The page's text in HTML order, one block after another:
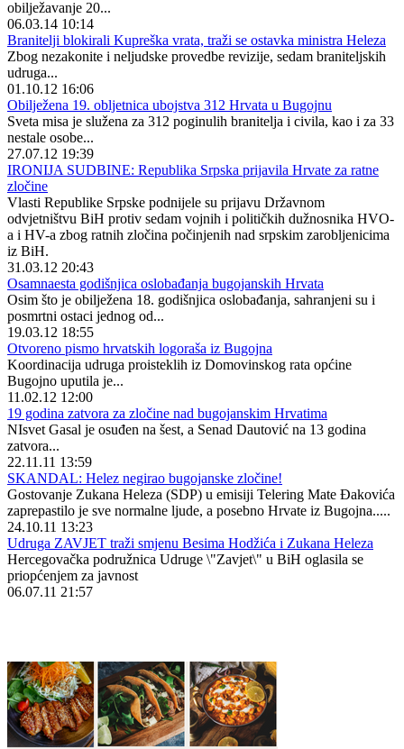
obilježavanje 20...
06.03.14 10:14
Branitelji blokirali Kupreška vrata, traži se ostavka ministra Heleza
Zbog nezakonite i neljudske provedbe revizije, sedam braniteljskih
udruga...
01.10.12 16:06
Obilježena 19. obljetnica ubojstva 312 Hrvata u Bugojnu
Sveta misa je služena za 312 poginulih branitelja i civila, kao i za 33
nestale osobe...
27.07.12 19:39
IRONIJA SUDBINE: Republika Srpska prijavila Hrvate za ratne
zločine
Vlasti Republike Srpske podnijele su prijavu Državnom
odvjetništvu BiH protiv sedam vojnih i političkih dužnosnika HVO-
a i HV-a zbog ratnih zločina počinjenih nad srpskim zarobljenicima
iz BiH.
31.03.12 20:43
Osamnaesta godišnjica oslobađanja bugojanskih Hrvata
Osim što je obilježena 18. godišnjica oslobađanja, sahranjeni su i
posmrtni ostaci jednog od...
19.03.12 18:55
Otvoreno pismo hrvatskih logoraša iz Bugojna
Koordinacija udruga proisteklih iz Domovinskog rata općine
Bugojno uputila je...
11.02.12 12:00
19 godina zatvora za zločine nad bugojanskim Hrvatima
NIsvet Gasal je osuđen na šest, a Senad Dautović na 13 godina
zatvora...
22.11.11 13:59
SKANDAL: Helez negirao bugojanske zločine!
Gostovanje Zukana Heleza (SDP) u emisiji Telering Mate Đakovića
zaprepastilo je sve normalne ljude, a posebno Hrvate iz Bugojna.....
24.10.11 13:23
Udruga ZAVJET traži smjenu Besima Hodžića i Zukana Heleza
Hercegovačka podružnica Udruge \"Zavjet\" u BiH oglasila se
priopćenjem za javnost
06.07.11 21:57